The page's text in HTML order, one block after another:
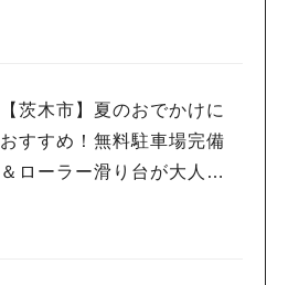
【茨木市】夏のおでかけに
おすすめ！無料駐車場完備
＆ローラー滑り台が大人気